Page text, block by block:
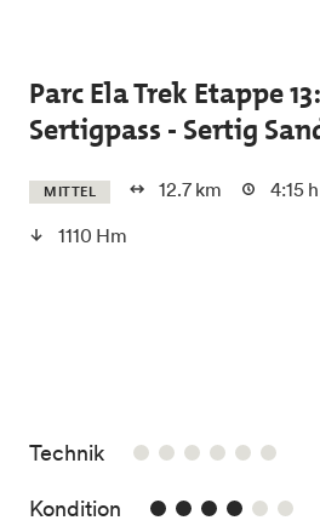
Parc Ela Trek Etappe
Sertigpass - Sertig
MITTEL 12.7 km 4:15 h
1110 Hm
Technik/6
Kondition 4/6